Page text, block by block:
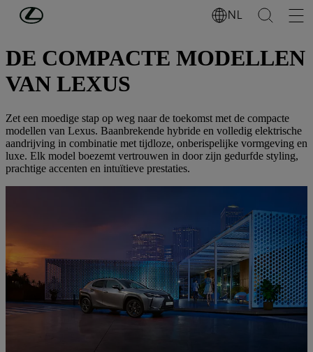
Ga naar de hoofdinhoud NL
NIEUWE AUTO'S
DE COMPACTE MODELLEN
VAN LEXUS
Zet een moedige stap op weg naar de toekomst met de compacte
modellen van Lexus. Baanbrekende hybride en volledig elektrische
aandrijving in combinatie met tijdloze, onberispelijke vormgeving en
luxe. Elk model boezemt vertrouwen in door zijn gedurfde styling,
prachtige accenten en intuïtieve prestaties.